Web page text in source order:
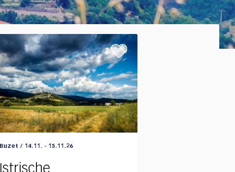
Experience
Buzet / 14.11. - 15.11.26
Istrische